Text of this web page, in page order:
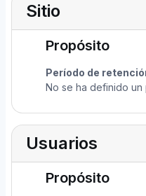
Sitio
Propósito
Período de
No se ha definido
Usuarios
Propósito